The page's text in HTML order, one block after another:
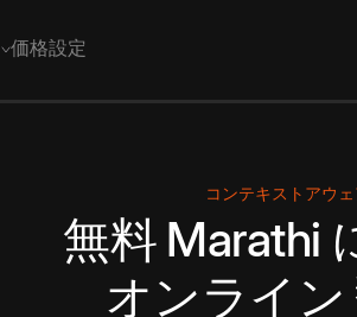
価格設定
コンテキストアウ
無料 Marathi
オンライン